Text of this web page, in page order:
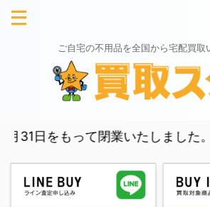
ご自宅の不用品を全国から宅配買取
て閉業いたしました。長きにわ